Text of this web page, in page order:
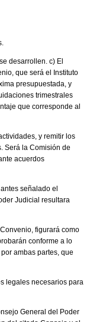
desarrollen. c) El
que será el Instituto
presupuestada, y
trimestrales
que corresponde al
y remitir los
Será la Comisión de
acuerdos
señalado el
Judicial resultara
figurará como
conforme a lo
ambas partes, que
legales necesarios para
General del Poder